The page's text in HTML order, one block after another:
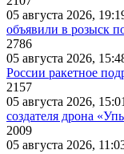
05 августа 2026,
объявили в розыск
2786
05 августа 2026,
России ракетное
2157
05 августа 2026, 15:01
создателя дрона
2009
05 августа 2026,